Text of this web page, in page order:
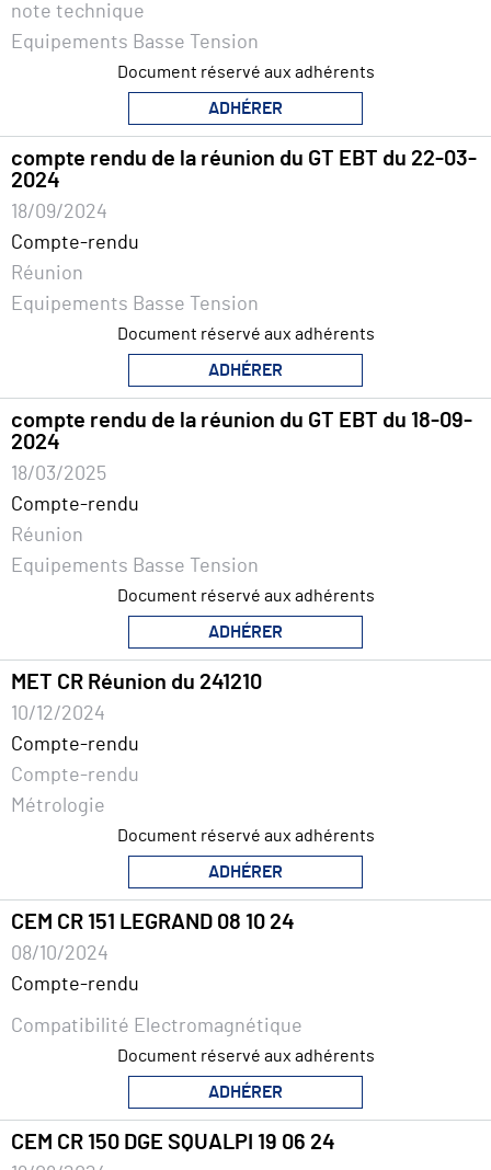
note technique
Equipements Basse Tension
Document réservé aux adhérents
ADHÉRER
compte rendu de la réunion du GT EBT du 22-03-
2024
18/09/2024
Compte-rendu
Réunion
Equipements Basse Tension
Document réservé aux adhérents
ADHÉRER
compte rendu de la réunion du GT EBT du 18-09-
2024
18/03/2025
Compte-rendu
Réunion
Equipements Basse Tension
Document réservé aux adhérents
ADHÉRER
MET CR Réunion du 241210
10/12/2024
Compte-rendu
Compte-rendu
Métrologie
Document réservé aux adhérents
ADHÉRER
CEM CR 151 LEGRAND 08 10 24
08/10/2024
Compte-rendu
Compatibilité Electromagnétique
Document réservé aux adhérents
ADHÉRER
CEM CR 150 DGE SQUALPI 19 06 24